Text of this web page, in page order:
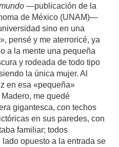
—publicación de la
de México (UNAM)—
sino en una
pensé y me aterroricé, ya
a la mente una pequeña
y rodeada de todo tipo
la única mujer. Al
en esa «pequeña»
me quedé
gigantesca, con techos
en sus paredes, con
familiar; todos
opuesto a la entrada se